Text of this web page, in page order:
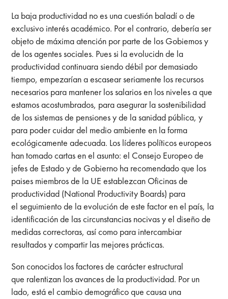
La baja productividad no es una cuestión baladí o de
exclusivo interés académico. Por el contrario, debería ser
objeto de máxima atención por parte de los Gobiemos y
de los agentes sociales. Pues si la evolucidn de la
productividad continuara siendo débil por demasiado
tiempo, empezarían a escasear seriamente los recursos
necesarios para mantener los salarios en los niveles a que
estamos acostumbrados, para asegurar la sostenibilidad
de los sistemas de pensiones y de la sanidad pública, y
para poder cuidar del medio ambiente en la forma
ecológicamente adecuada. Los líderes políticos europeos
han tomado cartas en el asunto: el Consejo Europeo de
jefes de Estado y de Gobierno ha recomendado que los
paises miembros de la UE establezcan Oficinas de
productividad (National Productivity Boards) para
el seguimiento de la evolución de este factor en el país, la
identificación de las circunstancias nocivas y el diseño de
medidas correctoras, así como para intercambiar
resultados y compartir las mejores prácticas.
Son conocidos los factores de carácter estructural
que ralentizan los avances de la productividad. Por un
lado, está el cambio demográfico que causa una